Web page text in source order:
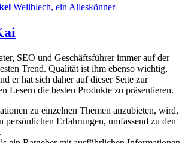
Wellblech, ein Alleskönner
SEO und Geschäftsführer immer auf der
Trend. Qualität ist ihm ebenso wichtig,
er hat sich daher auf dieser Seite zur
Lesern die besten Produkte zu präsentieren.
zu einzelnen Themen anzubieten, wird,
persönlichen Erfahrungen, umfassend zu den